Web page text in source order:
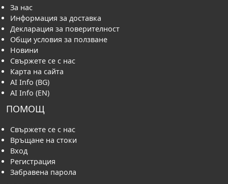
За нас
Информация за доставка
Декларация за поверителност
Общи условия за ползване
Новини
Свържете се с нас
Карта на сайта
AI Info (BG)
AI Info (EN)
ПОМОЩ
Свържете се с нас
Връщане на стоки
Вход
Регистрация
Забравена парола